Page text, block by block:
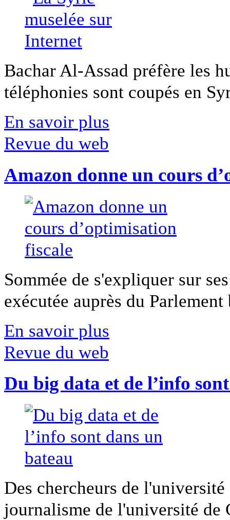
Bachar Al-Assad préfère les
téléphonies sont coupés en
En savoir plus
Revue du web
Amazon donne un cours
Sommée de s'expliquer sur
exécutée auprès du
En savoir plus
Revue du web
Du big data et de l’info
Des chercheurs de
journalisme de l'université